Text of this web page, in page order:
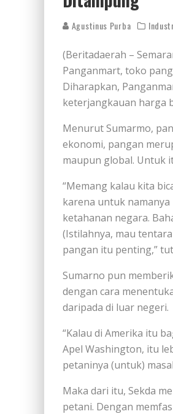
Agustinus Purba
(Beritadaerah –
Panganmart, toko
Diharapkan,
keterjangkauan harga
Menurut Sumarmo,
ekonomi, pangan
maupun global. Untuk
“Memang kalau kita
karena untuk
ketahanan negara.
(Istilahnya, mau
pangan itu penting,”
Sumarno pun
dengan cara
daripada di luar negeri.
“Kalau di Amerika itu
Apel Washington, itu
petaninya (untuk)
Maka dari itu, Sekda
petani. Dengan